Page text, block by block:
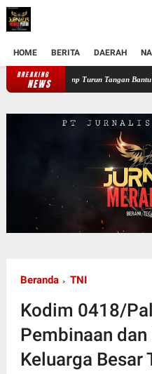
HOME BERITA DAERAH
BREAKING
NEWSPerkuat Ketahanan Pangan
Beranda TNI
Kodim 0418/
Pembinaan
Keluarga Besar